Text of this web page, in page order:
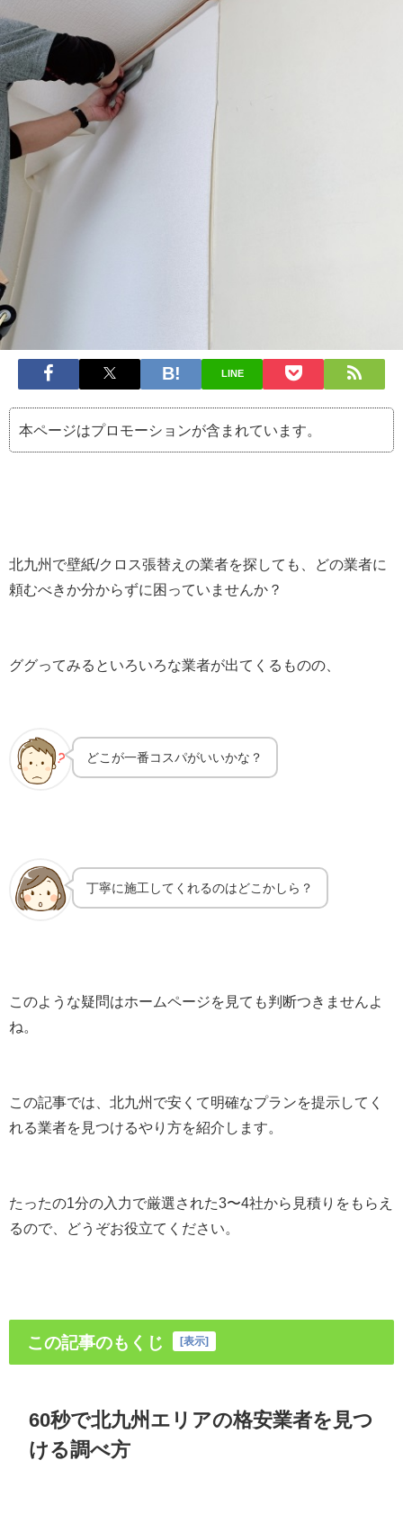
LINE
本ページはプロモーションが含まれています。
北九州で壁紙/クロス張替えの業者を探しても、どの業者に
頼むべきか分からずに困っていませんか？
ググってみるといろいろな業者が出てくるものの、
どこが一番コスパがいいかな？
丁寧に施工してくれるのはどこかしら？
このような疑問はホームページを見ても判断つきませんよ
ね。
この記事では、北九州で安くて明確なプランを提示してく
れる業者を見つけるやり方を紹介します。
たったの1分の入力で厳選された3〜4社から見積りをもらえ
るので、どうぞお役立てください。
この記事のもくじ 表示
60秒で北九州エリアの格安業者を見つ
ける調べ方